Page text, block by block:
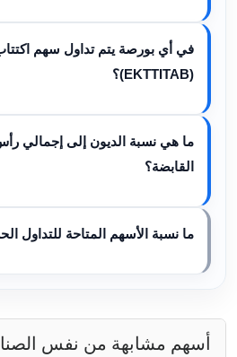
في أي بورصة يتم تداول سهم
(EKTTITAB)؟
ما هي نسبة الديون إلى إجمالي
القابضة؟
ما نسبة الأسهم المتاحة للتداول
أسهم مشابهة من نفس